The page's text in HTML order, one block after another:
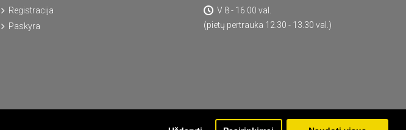
Registracija
Paskyra
V 8 - 16.00 val.
(pietų pertrauka 12.30 - 13.30 val.)